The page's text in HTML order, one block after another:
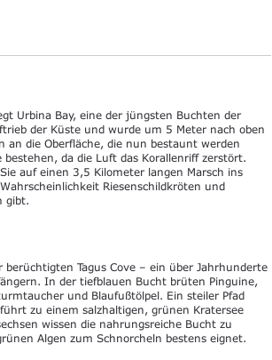
Urbina Bay, eine der jüngsten Buchten der
der Küste und wurde um 5 Meter nach oben
an die Oberfläche, die nun bestaunt werden
da die Luft das Korallenriff zerstört.
auf einen 3,5 Kilometer langen Marsch ins
Riesenschildkröten und
gibt.
Tagus Cove – ein über Jahrhunderte
In der tiefblauen Bucht brüten Pinguine,
und Blaufußtölpel. Ein steiler Pfad
zu einem salzhaltigen, grünen Kratersee
wissen die nahrungsreiche Bucht zu
Algen zum Schnorcheln bestens eignet.